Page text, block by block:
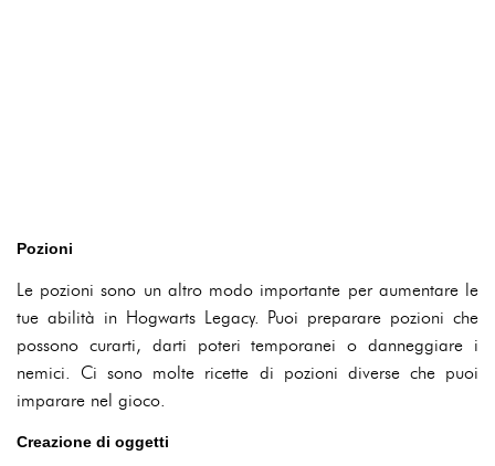
Pozioni
Le pozioni sono un altro modo importante per aumentare le
tue abilità in Hogwarts Legacy. Puoi preparare pozioni che
possono curarti, darti poteri temporanei o danneggiare i
nemici. Ci sono molte ricette di pozioni diverse che puoi
imparare nel gioco.
Creazione di oggetti